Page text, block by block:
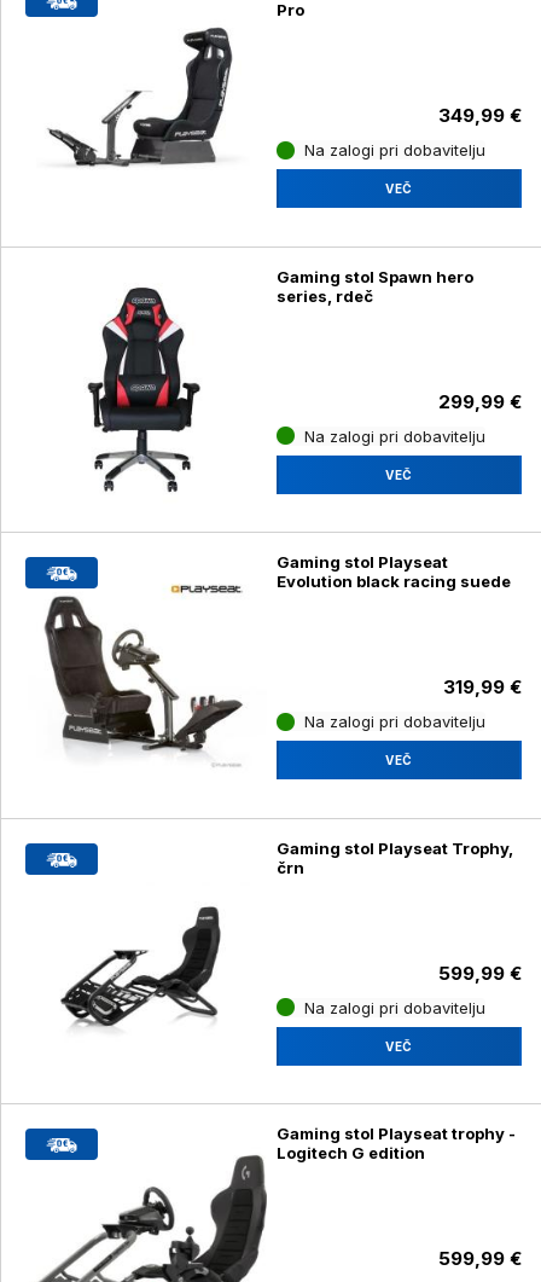
Pro
349,99 €
Na zalogi pri dobavitelju
VEČ
Gaming stol Spawn hero
series, rdeč
299,99 €
Na zalogi pri dobavitelju
VEČ
Gaming stol Playseat
Evolution black racing suede
319,99 €
Na zalogi pri dobavitelju
VEČ
Gaming stol Playseat Trophy,
črn
599,99 €
Na zalogi pri dobavitelju
VEČ
Gaming stol Playseat trophy -
Logitech G edition
599,99 €